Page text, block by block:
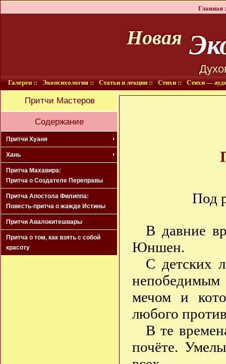
Главная
Новая
Галереи :: Экопсихология :: Статьи и лекции :: Стихи :: Стихи —
Притчи Мастеров
Содержание
Притчи Хуаня
Хань
Притча Махавира:
Притча о Создателе Переправы
Притча Апостола Филиппа:
Повесть-притча о жажде Истины
Притчи Авалокитешвары
Притча о том, как взять с собой
красоту
Под
В давние
Юншен.
С детских
непобедимым
мечом и
любого
В те
почёте.